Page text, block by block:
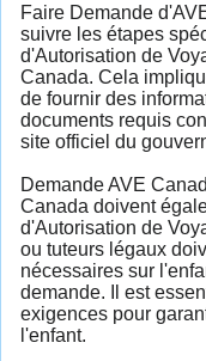
Faire Demande
suivre les étapes
d'Autorisation de
Canada. Cela
de fournir des
documents requis
site officiel du
Demande AVE
Canada doivent
d'Autorisation de
ou tuteurs légaux
nécessaires sur
demande. Il est
exigences pour
l'enfant.